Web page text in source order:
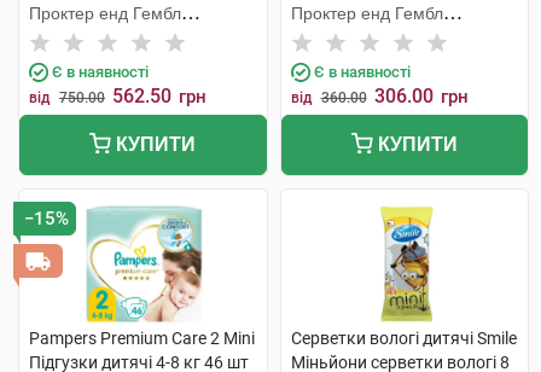
Проктер енд Гембл
Мануфекчурінг
Є в наявності
від 750.00 562.50 грн
КУПИТИ
Проктер енд Гембл
Оперешейнз Польська
Є в наявності
від 360.00 306.00 грн
КУПИТИ
−15%
Pampers Premium Care 2 Mini
Підгузки дитячі 4-8 кг 46 шт
Серветки вологі дитячі Smile
Міньйони серветки вологі 8